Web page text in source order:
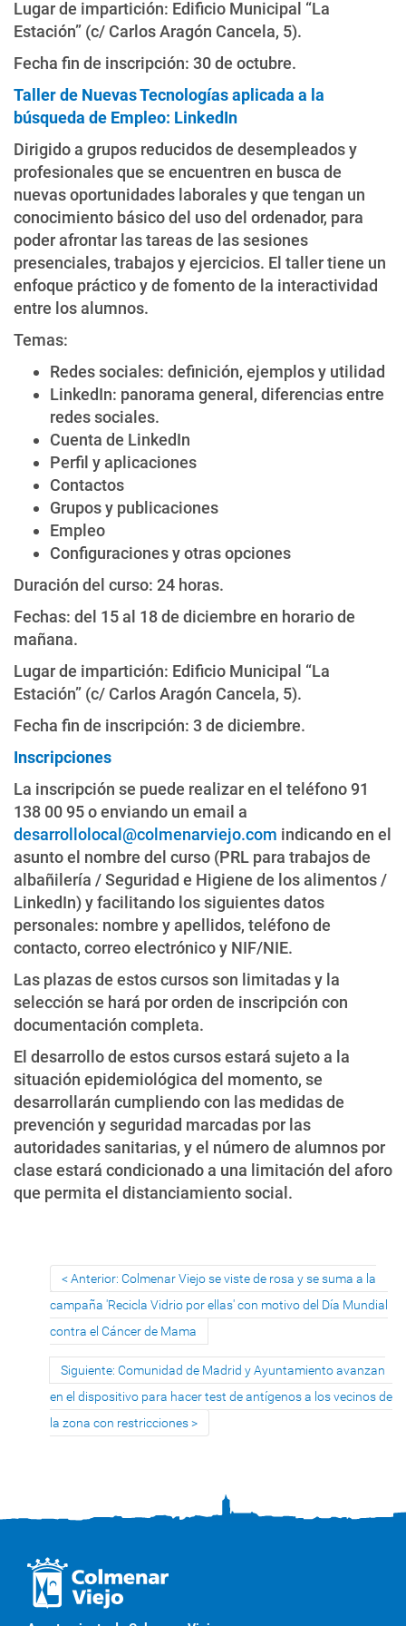
Lugar de impartición: Edificio Municipal “La
Estación” (c/ Carlos Aragón Cancela, 5).
Fecha fin de inscripción: 30 de octubre.
Taller de Nuevas Tecnologías aplicada a la
búsqueda de Empleo: LinkedIn
Dirigido a grupos reducidos de desempleados y
profesionales que se encuentren en busca de
nuevas oportunidades laborales y que tengan un
conocimiento básico del uso del ordenador, para
poder afrontar las tareas de las sesiones
presenciales, trabajos y ejercicios. El taller tiene un
enfoque práctico y de fomento de la interactividad
entre los alumnos.
Temas:
Redes sociales: definición, ejemplos y utilidad
LinkedIn: panorama general, diferencias entre
redes sociales.
Cuenta de LinkedIn
Perfil y aplicaciones
Contactos
Grupos y publicaciones
Empleo
Configuraciones y otras opciones
Duración del curso: 24 horas.
Fechas: del 15 al 18 de diciembre en horario de
mañana.
Lugar de impartición: Edificio Municipal “La
Estación” (c/ Carlos Aragón Cancela, 5).
Fecha fin de inscripción: 3 de diciembre.
Inscripciones
La inscripción se puede realizar en el teléfono 91
138 00 95 o enviando un email a
desarrollolocal@colmenarviejo.com indicando en el
asunto el nombre del curso (PRL para trabajos de
albañilería / Seguridad e Higiene de los alimentos /
LinkedIn) y facilitando los siguientes datos
personales: nombre y apellidos, teléfono de
contacto, correo electrónico y NIF/NIE.
Las plazas de estos cursos son limitadas y la
selección se hará por orden de inscripción con
documentación completa.
El desarrollo de estos cursos estará sujeto a la
situación epidemiológica del momento, se
desarrollarán cumpliendo con las medidas de
prevención y seguridad marcadas por las
autoridades sanitarias, y el número de alumnos por
clase estará condicionado a una limitación del aforo
que permita el distanciamiento social.
Anterior: Colmenar Viejo se viste de rosa y se suma a la
campaña 'Recicla Vidrio por ellas' con motivo del Día Mundial
contra el Cáncer de Mama
Siguiente: Comunidad de Madrid y Ayuntamiento avanzan
en el dispositivo para hacer test de antígenos a los vecinos de
la zona con restricciones